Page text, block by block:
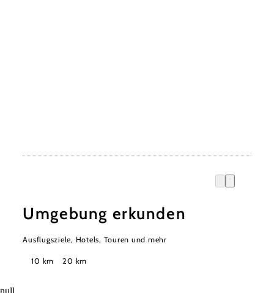
Umgebung erkunden
Ausflugsziele, Hotels, Touren und mehr
Suchradius
10 km 20 km
null